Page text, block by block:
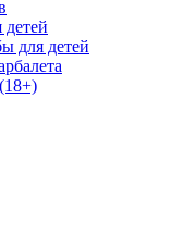
для детей